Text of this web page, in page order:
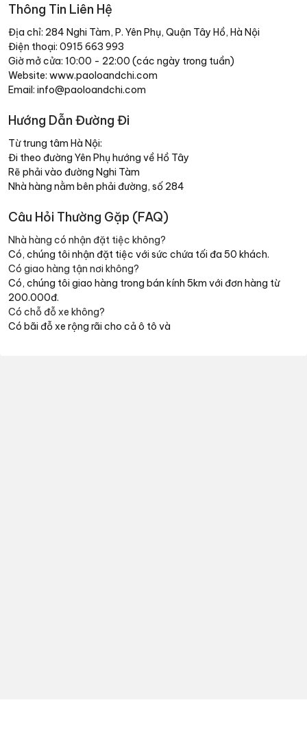
Thông Tin Liên Hệ
Địa chỉ: 284 Nghi Tàm, P. Yên Phụ, Quận Tây Hồ, Hà Nội
Điện thoại: 0915 663 993
Giờ mở cửa: 10:00 - 22:00 (các ngày trong tuần)
Website: www.paoloandchi.com
Email: info@paoloandchi.com
Hướng Dẫn Đường Đi
Từ trung tâm Hà Nội:
Đi theo đường Yên Phụ hướng về Hồ Tây
Rẽ phải vào đường Nghi Tàm
Nhà hàng nằm bên phải đường, số 284
Câu Hỏi Thường Gặp (FAQ)
Nhà hàng có nhận đặt tiệc không?
Có, chúng tôi nhận đặt tiệc với sức chứa tối đa 50 khách.
Có giao hàng tận nơi không?
Có, chúng tôi giao hàng trong bán kính 5km với đơn hàng từ
200.000đ.
Có chỗ đỗ xe không?
Có bãi đỗ xe rộng rãi cho cả ô tô và